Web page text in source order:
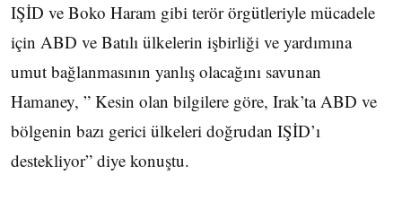
IŞİD ve Boko Haram gibi terör örgütleriyle mücadele
için ABD ve Batılı ülkelerin işbirliği ve yardımına
umut bağlanmasının yanlış olacağını savunan
Hamaney, ” Kesin olan bilgilere göre, Irak’ta ABD ve
bölgenin bazı gerici ülkeleri doğrudan IŞİD’ı
destekliyor” diye konuştu.